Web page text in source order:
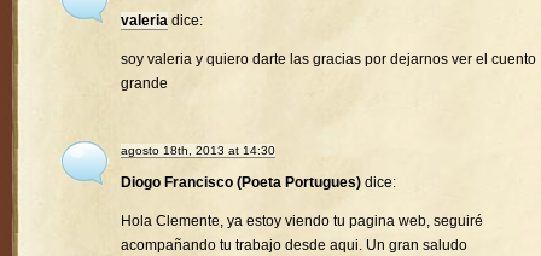
valeria dice:
soy valeria y quiero darte las gracias por dejarnos ver el cuento
grande
agosto 18th, 2013 at 14:30
Diogo Francisco (Poeta Portugues) dice:
Hola Clemente, ya estoy viendo tu pagina web, seguiré
acompañando tu trabajo desde aqui. Un gran saludo